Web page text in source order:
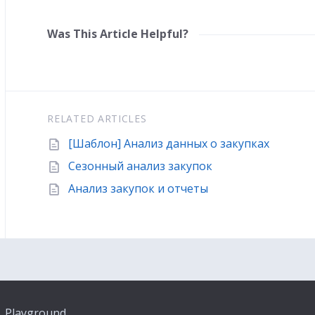
Was This Article Helpful?
RELATED ARTICLES
[Шаблон] Анализ данных о закупках
Сезонный анализ закупок
Анализ закупок и отчеты